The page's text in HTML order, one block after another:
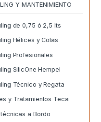
Y MANTENIMIENTO
de 0,75 ó 2,5 lts
Hélices y Colas
Profesionales
SilicOne Hempel
Técnico y Regata
y Tratamientos Teca
a Bordo